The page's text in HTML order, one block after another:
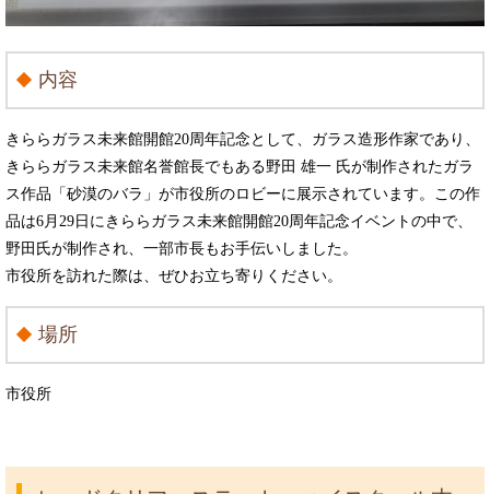
内容
きららガラス未来館開館20周年記念として、ガラス造形作家であり、
きららガラス未来館名誉館長でもある野田 雄一 氏が制作されたガラ
ス作品「砂漠のバラ」が市役所のロビーに展示されています。この作
品は6月29日にきららガラス未来館開館20周年記念イベントの中で、
野田氏が制作され、一部市長もお手伝いしました。
市役所を訪れた際は、ぜひお立ち寄りください。
場所
市役所